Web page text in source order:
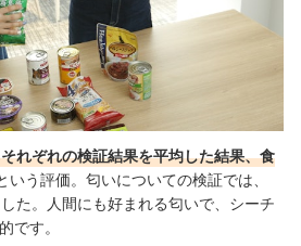
れぞれの検証結果を平均した結果、食
いう評価。匂いについての検証では、
た。人間にも好まれる匂いで、シーチ
です。